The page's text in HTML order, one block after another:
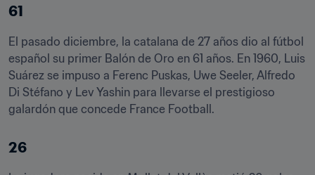
61
El pasado diciembre, la catalana de 27 años dio al fútbol
español su primer Balón de Oro en 61 años. En 1960, Luis
Suárez se impuso a Ferenc Puskas, Uwe Seeler, Alfredo
Di Stéfano y Lev Yashin para llevarse el prestigioso
galardón que concede France Football.
26